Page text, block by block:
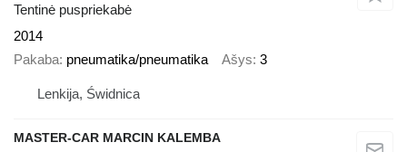
Tentinė puspriekabė
2014
Pakaba pneumatika/pneumatika Ašys 3
Lenkija, Świdnica
MASTER-CAR MARCIN KALEMBA